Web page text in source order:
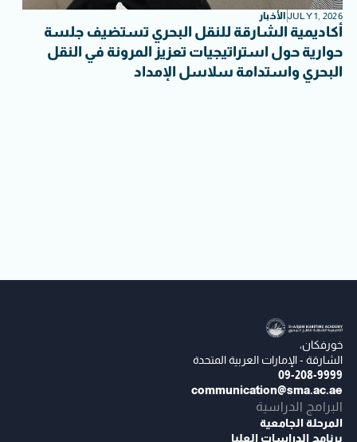
JULY 1, 2026 الأخبار
أكاديمية الشارقة للنقل البحري تستضيف جلسة
حوارية حول استراتيجيات تعزيز المرونة في النقل
البحري واستدامة سلاسل الإمداد
خورفكان،
الشارقة - الإمارات العربية المتحدة
09-208-9999
communication@sma.ac.ae
البرامج الدراسية
المرحلة الجامعية
برنامج الدراسات العليا